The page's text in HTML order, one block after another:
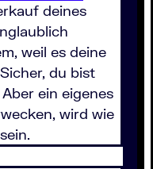
deines
weil es deine
du bist
ein eigenes
wird wie